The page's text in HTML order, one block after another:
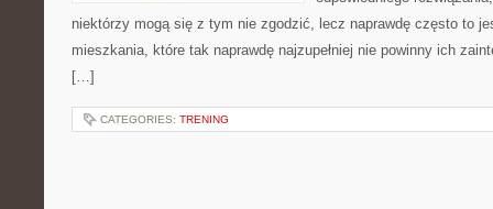
niektórzy mogą się z tym nie zgodzić, lecz naprawdę często to
mieszkania, które tak naprawdę najzupełniej nie powinny ich
[…]
CATEGORIES: TRENING